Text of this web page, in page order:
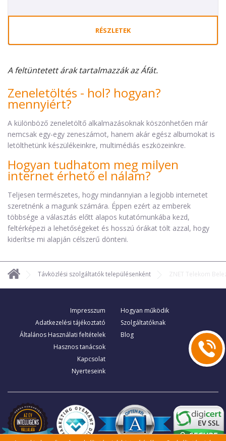
RÉSZLETEK
A feltüntetett árak tartalmazzák az Áfát.
Zeneletöltés - hol? hogyan?
mennyiért?
A különböző zeneletöltő alkalmazásoknak köszönhetően már
nemcsak egy-egy zeneszámot, hanem akár egész albumokat is
letölthetünk készülékeinkre, multimédiás eszközeinkre.
Hogyan tudhatom meg milyen
internet érhető el nálam?
Teljesen természetes, hogy mindannyian a legjobb internetet
szeretnénk a magunk számára. Éppen ezért az emberek
többsége a választás előtt alapos kutatómunkába kezd,
feltérképezi a lehetőségeket és hosszú órákat tölt azzal, hogy
kiderítse mi alapján célszerű dönteni.
Távközlési szolgáltatók településenként ZNET Telekom
Impresszum
Adatkezelési tájékoztató
Általános Használati feltételek
Hasznos tanácsok
Kapcsolat
Nyerteseink
Hogyan működik
Szolgáltatóknak
Blog